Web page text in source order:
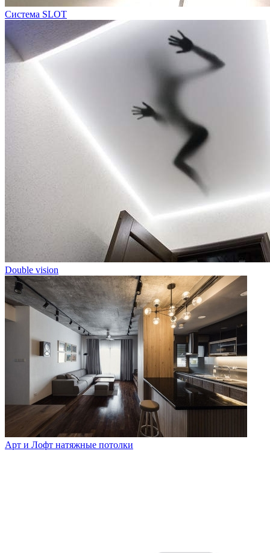
Система SLOT
Double vision
Арт и Лофт натяжные потолки